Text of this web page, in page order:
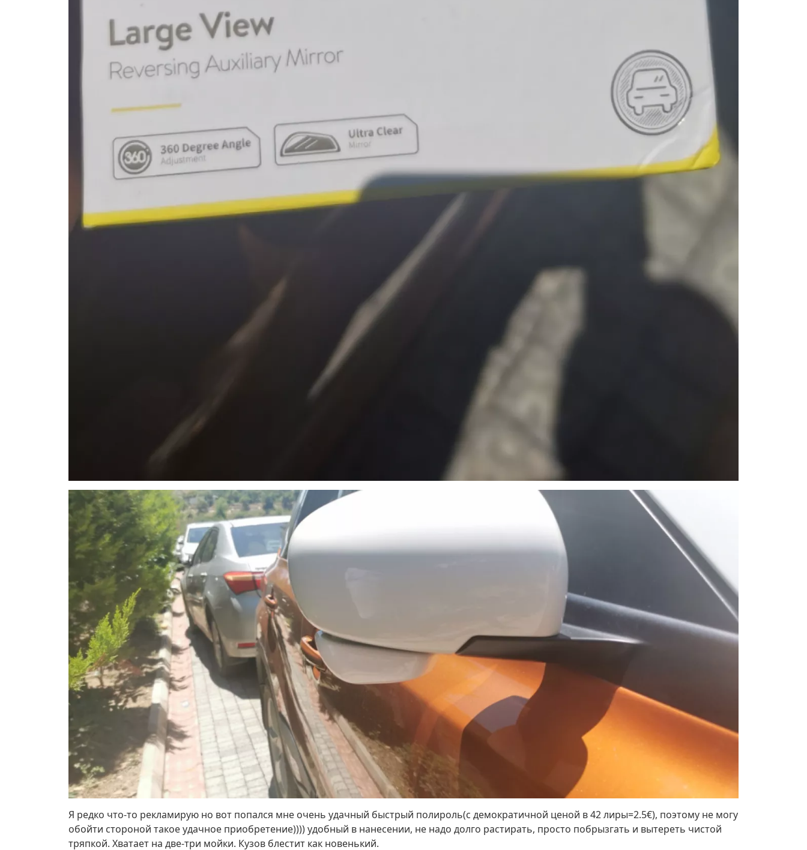
Я редко что-то рекламирую но вот попался мне очень удачный быстрый полироль(с демократичной ценой в 42 лиры=2.5€), поэтому не могу
обойти стороной такое удачное приобретение)))) удобный в нанесении, не надо долго растирать, просто побрызгать и вытереть чистой
тряпкой. Хватает на две-три мойки. Кузов блестит как новенький.